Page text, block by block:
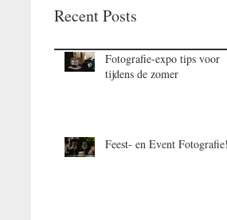
Recent Posts
Fotografie-expo tips voor
tijdens de zomer
Feest- en Event Fotografie!